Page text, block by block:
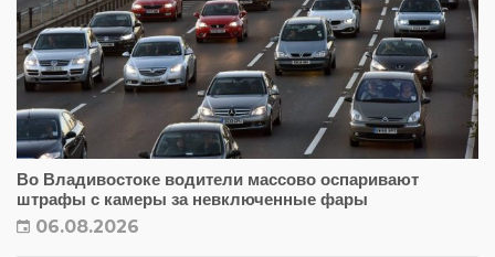
Во Владивостоке водители массово оспаривают
штрафы с камеры за невключенные фары
06.08.2026